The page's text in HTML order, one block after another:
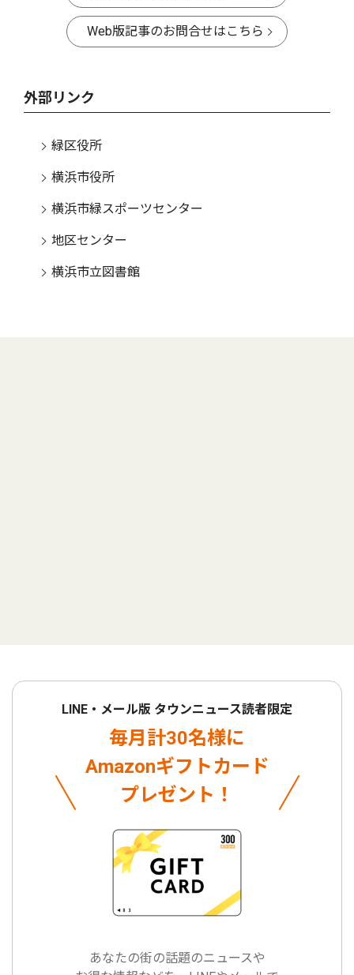
Web版記事のお問合せはこちら
外部リンク
緑区役所
横浜市役所
横浜市緑スポーツセンター
地区センター
横浜市立図書館
LINE・メール版 タウンニュース読者限定
毎月計30名様に
Amazonギフトカード
プレゼント！
あなたの街の話題のニュースや